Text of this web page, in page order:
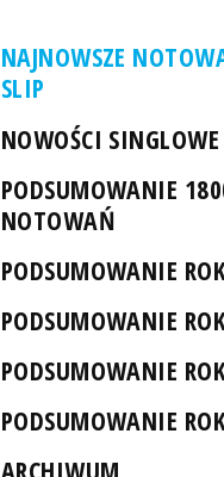
NAJNOWSZE
SLIP
NOWOŚCI SINGLOWE
PODSUMOWANIE
NOTOWAŃ
PODSUMOWANIE
PODSUMOWANIE
PODSUMOWANIE
PODSUMOWANIE